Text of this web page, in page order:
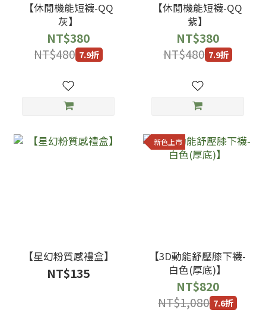
【休閒機能短襪-QQ
灰】
NT$380
NT$480 7.9折
【休閒機能短襪-QQ
紫】
NT$380
NT$480 7.9折
【星幻粉質感禮盒】
NT$135
新色上市
【3D動能舒壓膝下襪-
白色(厚底)】
NT$820
NT$1,080 7.6折